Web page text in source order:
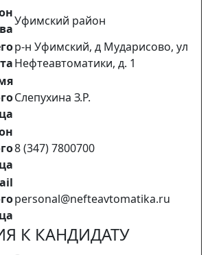
Уфимский район
р-н Уфимский, д Мударисово, ул
Нефтеавтоматики, д. 1
Слепухина З.Р.
8 (347) 7800700
personal@nefteavtomatika.ru
К КАНДИДАТУ